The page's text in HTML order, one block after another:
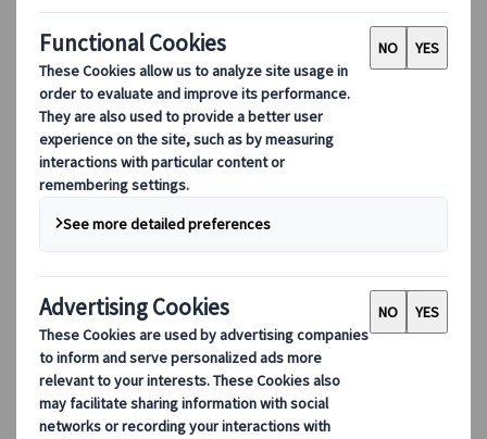
パートナーズモバイルアプリケーション
サプライヤーポータル
エージェント Web アプリケーション
デスティネーション
デスティネーション
クオニイツムラーレと共に、世界各地のネットワーク
を活用した旅へ。デスティネーションの専門家が、お
客様の多様なご要望に合わせた厳選旅程をご提案しま
す。
人気デスティネーション
スイス
フランス
イタリア
スペイン
イギリス